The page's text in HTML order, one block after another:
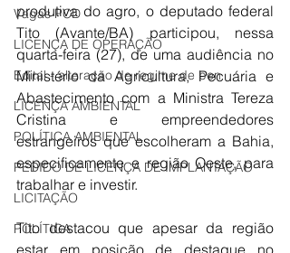
Vagas PCD
LICENÇA DE OPERAÇÃO
Edital - alteração de regime de ben
LICENÇA AMBIENTAL
POLÍTICA AMBIENTAL
PEDIDO DE LICENÇA DE IMPLANTAÇÃO
LICITAÇÃO
POLÍTICA
produtiva do agro, o deputado federal
Tito (Avante/BA) participou, nessa
quarta-feira (27), de uma audiência no
Ministério da Agricultura, Pecuária e
Abastecimento com a Ministra Tereza
Cristina e empreendedores
estrangeiros que escolheram a Bahia,
especificamente e região Oeste, para
trabalhar e investir.
Tito destacou que apesar da região